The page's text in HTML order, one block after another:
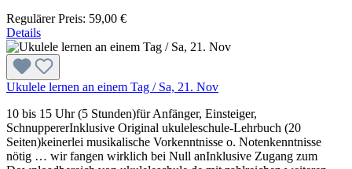
Regulärer Preis: 59,00 €
Details
Ukulele lernen an einem Tag / Sa, 21. Nov
10 bis 15 Uhr (5 Stunden)für Anfänger, Einsteiger,
SchnuppererInklusive Original ukuleleschule-Lehrbuch (20
Seiten)keinerlei musikalische Vorkenntnisse o. Notenkenntnisse
nötig … wir fangen wirklich bei Null anInklusive Zugang zum